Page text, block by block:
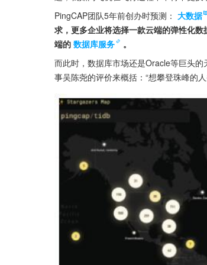
PingCAP团队5年前创办时预测： 大数据
求，更多企业将选择一款云端的弹性化
端的 数据库服务
。
而此时，数据库市场还是Oracle等巨头
事吴陈尧的评价来概括：“想攀登珠峰的人